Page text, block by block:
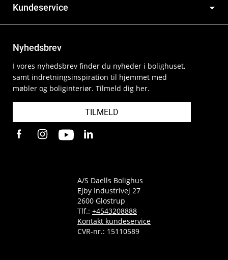
Kundeservice
Nyhedsbrev
I vores nyhedsbrev finder du nyheder i bolighuset,
samt indretningsinspiration til hjemmet med
møbler og boliginteriør. Tilmeld dig her.
TILMELD
A/S Daells Bolighus
Ejby Industrivej 27
2600 Glostrup
Tlf.: +4543208888
Kontakt kundeservice
CVR-nr.: 15110589